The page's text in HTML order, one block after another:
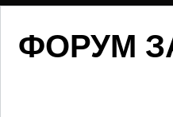
ФОРУМ